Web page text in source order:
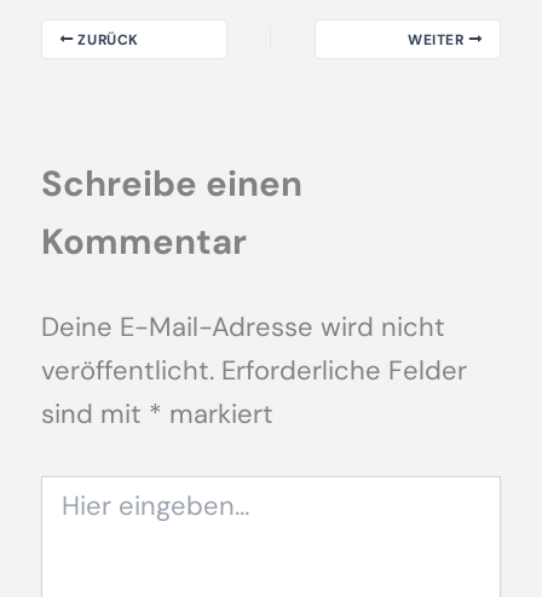
ZURÜCK WEITER
Schreibe einen
Kommentar
Deine E-Mail-Adresse wird nicht
veröffentlicht. Erforderliche Felder
sind mit * markiert
eingeben…